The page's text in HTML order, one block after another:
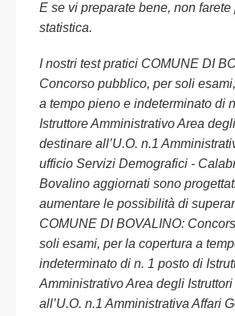
E se vi preparate bene, non farete
statistica.
I nostri test pratici COMUNE DI
Concorso pubblico, per soli
a tempo pieno e indeterminato di
Istruttore Amministrativo Area
destinare all’U.O. n.1
ufficio Servizi Demografici -
Bovalino aggiornati sono
aumentare le possibilità di
COMUNE DI BOVALINO:
soli esami, per la copertura a
indeterminato di n. 1 posto di
Amministrativo Area degli
all’U.O. n.1 Amministrativa Affari